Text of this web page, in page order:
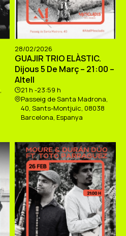
28/02/2026
GUAJIR TRIO ELÀSTIC.
Dijous 5 De Març – 21:00 –
Altell
21 h -23:59 h
Passeig de Santa Madrona,
40, Sants-Montjuïc, 08038
Barcelona, Espanya